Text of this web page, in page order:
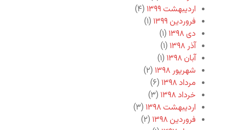
اردیبهشت ۱۳۹۹
(۴)
فروردین ۱۳۹۹
(۱)
دی ۱۳۹۸
(۱)
آذر ۱۳۹۸
(۱)
آبان ۱۳۹۸
(۱)
شهریور ۱۳۹۸
(۲)
مرداد ۱۳۹۸
(۶)
خرداد ۱۳۹۸
(۳)
اردیبهشت ۱۳۹۸
(۳)
فروردین ۱۳۹۸
(۲)